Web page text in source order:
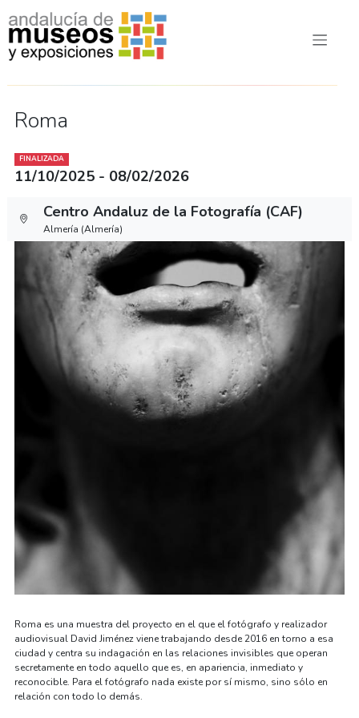
Roma
FINALIZADA
11/10/2025 - 08/02/2026
Centro Andaluz de la Fotografía (CAF)
Almería (Almería)
Roma es una muestra del proyecto en el que el fotógrafo y realizador
audiovisual David Jiménez viene trabajando desde 2016 en torno a esa
ciudad y centra su indagación en las relaciones invisibles que operan
secretamente en todo aquello que es, en apariencia, inmediato y
reconocible. Para el fotógrafo nada existe por sí mismo, sino sólo en
relación con todo lo demás.